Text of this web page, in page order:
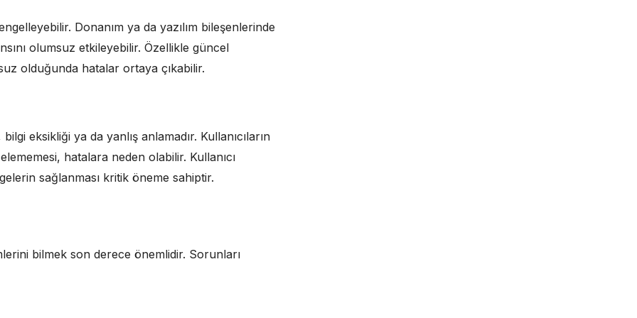
Donanım ya da yazılım bileşenlerinde
olumsuz etkileyebilir. Özellikle güncel
olduğunda hatalar ortaya çıkabilir.
eksikliği ya da yanlış anlamadır. Kullanıcıların
hatalara neden olabilir. Kullanıcı
sağlanması kritik öneme sahiptir.
bilmek son derece önemlidir. Sorunları